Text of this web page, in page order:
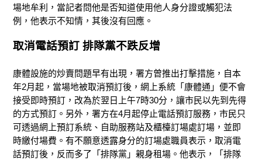
場地牟利，當記者問他是否知道使用他人身分證或觸犯法
例，他表示不知情，其後沒有回應。
取消電話預訂 排隊黨不跌反增
康體設施的炒賣問題早有出現，署方曾推出打擊措施，自本
年2月起，當場地被取消預訂後，網上系統「康體通」便不會
接受即時預訂，改為於翌日上午7時30分，讓市民以先到先得
的方式預訂。另外，署方在4月起停止電話預訂服務，市民只
可透過網上預訂系統、自助服務站及櫃檯訂場處訂場，並即
時繳付場費。有不願意透露身分的訂場處職員表示，取消電
話預訂後，反而多了「排隊黨」親身租場。他表示，「排隊